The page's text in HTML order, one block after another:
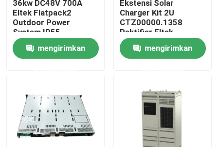
kabinet telekomunikasi luar ruangan
Kabinet Peralatan Telekomunikasi
Kabinet Rack Server Jaringan
36kw DC48V 700A
Eltek Flatpack2
Outdoor Power
System IP55
CTO31240.
mengirimkan
Ekstensi Solar
Charger Kit 2U
CTZ00000.1358
Rektifier Eltek
Flatpack Power
Systemmengirimkan